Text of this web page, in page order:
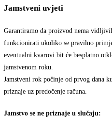
Jamstveni uvjeti
Garantiramo da proizvod nema
funkcionirati ukoliko se pravilno
eventualni kvarovi bit će besplatno
jamstvenom roku.
Jamstveni rok počinje od prvog dana
priznaje uz predočenje računa.
Jamstvo se ne priznaje u slučaju: